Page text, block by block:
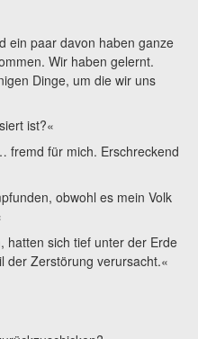
ein paar davon haben ganze
Wir haben gelernt.
Dinge, um die wir uns
ist?«
fremd für mich. Erschreckend
obwohl es mein Volk
hatten sich tief unter der Erde
der Zerstörung verursacht.«